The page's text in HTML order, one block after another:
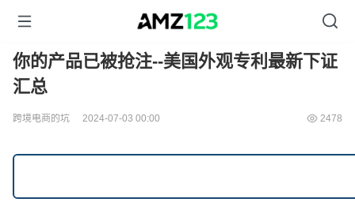
你的产品已被抢注--美国外观专利最新下证
汇总
跨境电商的坑 2024-07-03 00:00 2478